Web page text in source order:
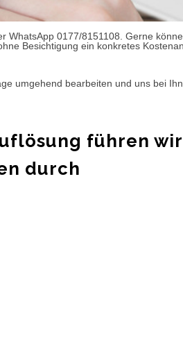
WhatsApp 0177/8151108. Gerne
Besichtigung ein konkretes
umgehend bearbeiten und uns bei
führen
durch